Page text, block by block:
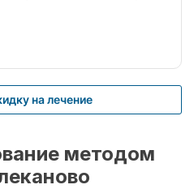
на лечение
методом